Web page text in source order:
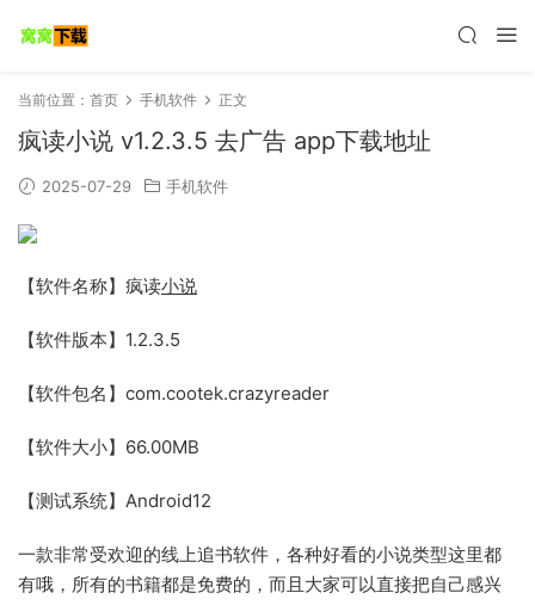
当前位置： 首页 手机软件 正文
疯读小说 v1.2.3.5 去广告 app下载地址
2025-07-29 手机软件
【软件名称】疯读小说
【软件版本】1.2.3.5
【软件包名】com.cootek.crazyreader
【软件大小】66.00MB
【测试系统】Android12
一款非常受欢迎的线上追书软件，各种好看的小说类型这里都
有哦，所有的书籍都是免费的，而且大家可以直接把自己感兴